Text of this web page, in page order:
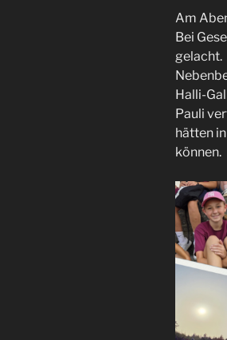
Am
Bei
gelacht.
Halli-
Pauli
hätten
können.